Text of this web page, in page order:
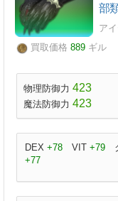
部
ア
買取価格 889 ギル
物理防御力 423
魔法防御力 423
DEX +78 VIT +79
+77